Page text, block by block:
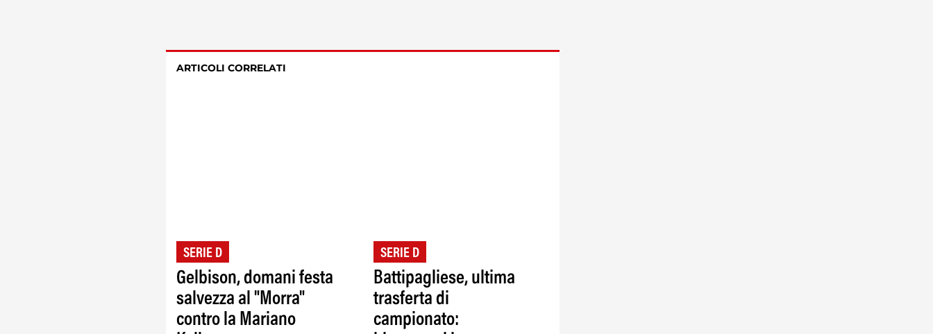
ARTICOLI CORRELATI
SERIE D
Gelbison, domani festa
salvezza al "Morra"
contro la Mariano
SERIE D
Battipagliese, ultima
trasferta di
campionato: